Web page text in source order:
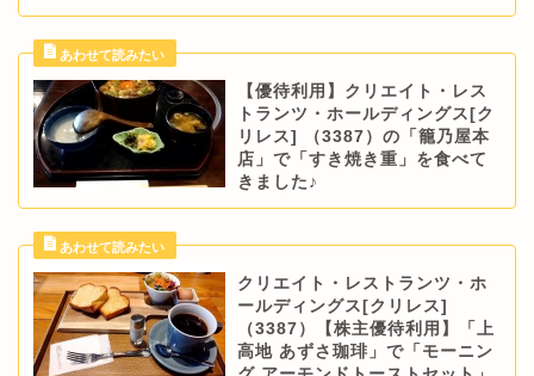
【優待利用】クリエイト・レス
トランツ・ホールディングス[ク
リレス] （3387）の「籠乃屋本
店」で「すき焼き重」を食べて
きました♪
クリエイト・レストランツ・ホ
ールディングス[クリレス]
（3387）【株主優待利用】「上
高地 あずさ珈琲」で「モーニン